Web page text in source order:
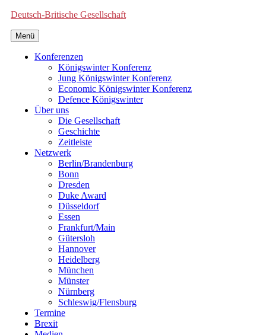
Deutsch-Britische Gesellschaft
Menü
Konferenzen
Königswinter Konferenz
Jung Königswinter Konferenz
Economic Königswinter Konferenz
Defence Königswinter
Über uns
Die Gesellschaft
Geschichte
Zeitleiste
Netzwerk
Berlin/Brandenburg
Bonn
Dresden
Duke Award
Düsseldorf
Essen
Frankfurt/Main
Gütersloh
Hannover
Heidelberg
München
Münster
Nürnberg
Schleswig/Flensburg
Termine
Brexit